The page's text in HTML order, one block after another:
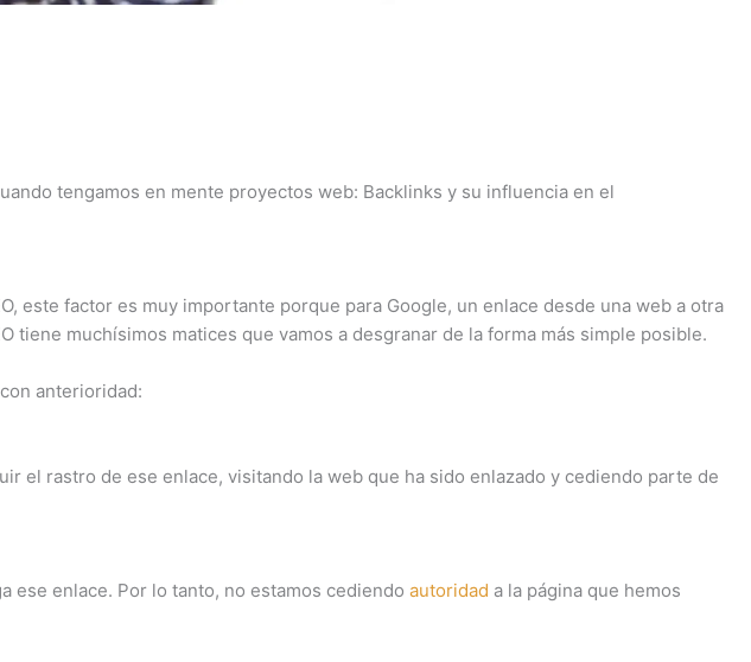
tengamos en mente proyectos web: Backlinks y su influencia en el
este factor es muy importante porque para Google, un enlace desde una web a otra
tiene muchísimos matices que vamos a desgranar de la forma más simple posible.
anterioridad:
el rastro de ese enlace, visitando la web que ha sido enlazado y cediendo parte de
ese enlace. Por lo tanto, no estamos cediendo autoridad a la página que hemos